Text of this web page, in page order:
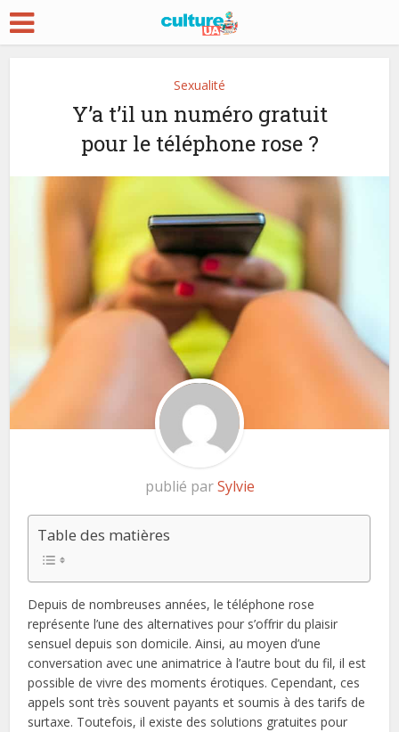
Sexualité
Y’a t’il un numéro gratuit
pour le téléphone rose ?
publié parSylvie
Table des matières
Depuis de nombreuses années, le téléphone rose
représente l’une des alternatives pour s’offrir du plaisir
sensuel depuis son domicile. Ainsi, au moyen d’une
conversation avec une animatrice à l’autre bout du fil, il est
possible de vivre des moments érotiques. Cependant, ces
appels sont très souvent payants et soumis à des tarifs de
surtaxe. Toutefois, il existe des solutions gratuites pour